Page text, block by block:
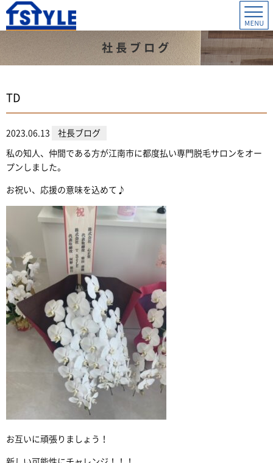
社長ブログ
TD
2023.06.13 社長ブログ
私の知人、仲間である方が江南市に都度払い専門脱毛サロンをオー
プンしました。
お祝い、応援の意味を込めて♪
お互いに頑張りましょう！